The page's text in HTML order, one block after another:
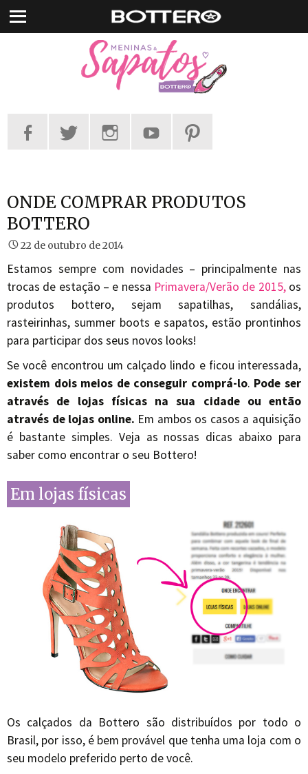
Pular
para
ONDE COMPRAR PRODUTOS
BOTTERO
22 de outubro de 2014
Estamos sempre com novidades – principalmente nas
trocas de estação – e nessa Primavera/Verão de 2015, os
produtos bottero, sejam sapatilhas, sandálias,
rasteirinhas, summer boots e sapatos, estão prontinhos
para participar dos seus novos looks!
Se você encontrou um calçado lindo e ficou interessada,
existem dois meios de conseguir comprá-lo. Pode ser
através de lojas físicas na sua cidade ou então
através de lojas online. Em ambos os casos a aquisição
é bastante simples. Veja as nossas dicas abaixo para
saber como encontrar o seu Bottero!
Em lojas físicas
Os calçados da Bottero são distribuídos por todo o
Brasil, por isso, é bem provável que tenha uma loja com o
seu modelo preferido perto de você.